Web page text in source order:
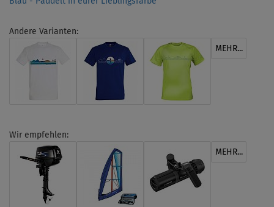
Andere Varianten:
MEHR...
Wir empfehlen:
MEHR...